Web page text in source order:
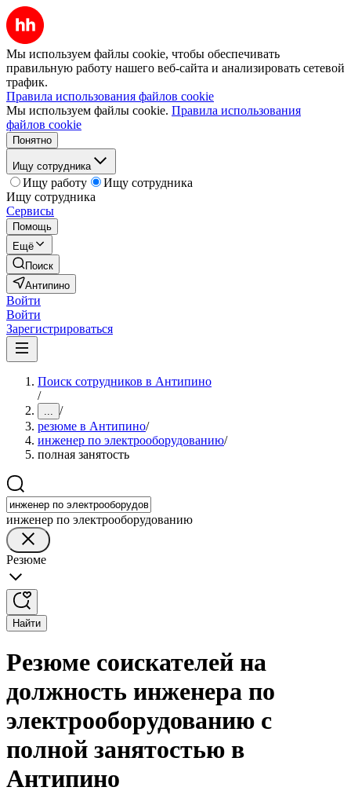
Мы используем файлы cookie, чтобы обеспечивать
правильную работу нашего веб-сайта и анализировать сетевой
трафик.
Правила использования файлов cookie
Мы используем файлы cookie. Правила использования
файлов cookie
Понятно
Ищу сотрудника
Ищу работу
Ищу сотрудника
Ищу сотрудника
Сервисы
Помощь
Ещё
Поиск
Антипино
Войти
Войти
Зарегистрироваться
Поиск сотрудников в Антипино
/
... /
резюме в Антипино/
инженер по электрооборудованию/
полная занятость
инженер по электрооборудованию
Резюме
Найти
Резюме соискателей на
должность инженера по
электрооборудованию с
полной занятостью в
Антипино